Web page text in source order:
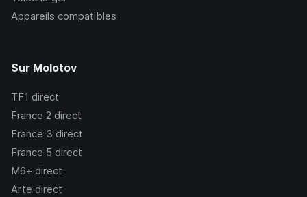
Appareils compatibles
Sur Molotov
TF1 direct
France 2 direct
France 3 direct
France 5 direct
M6+ direct
Arte direct